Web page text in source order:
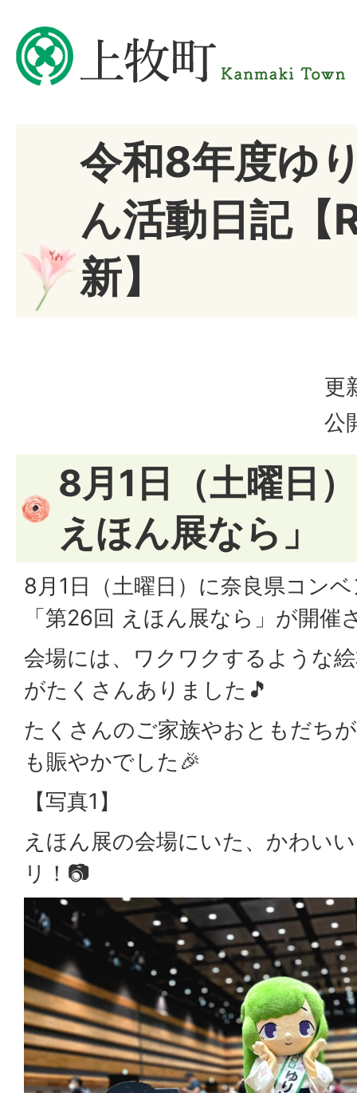
令和8年度ゆ
ん活動日記【
新】
更
公
8月1日（土曜日
えほん展なら」
8月1日（土曜日）に奈良県コン
「第26回 えほん展なら」が開催
会場には、ワクワクするような
がたくさんありました🎵
たくさんのご家族やおともだち
も賑やかでした🎉
【写真1】
えほん展の会場にいた、かわい
リ！📷